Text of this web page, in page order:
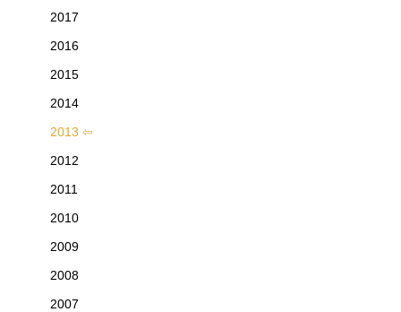
2017
2016
2015
2014
2013
2012
2011
2010
2009
2008
2007